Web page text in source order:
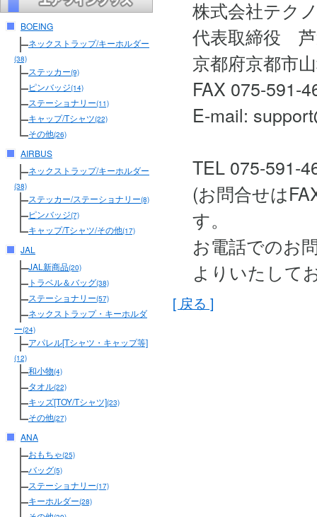
BOEING
ネックストラップ/キーホルダー
(38)
ステッカー(9)
ピンバッジ(14)
ステーショナリー(11)
キャップ/Tシャツ(22)
その他(26)
AIRBUS
ネックストラップ/キーホルダー
(38)
ステッカー/ステーショナリー(8)
ピンバッジ(7)
キャップ/Tシャツ/その他(17)
JAL
JAL新商品(20)
トラベル＆バッグ(38)
ステーショナリー(57)
ネックストラップ・キーホルダ
ー(24)
アパレル[Tシャツ・キャップ等]
(12)
和小物(4)
タオル(22)
キッズ[TOY/Tシャツ](23)
その他(27)
ANA
おもちゃ(25)
バッグ(5)
ステーショナリー(17)
キーホルダー(28)
株式会社テク
代表取締役
京都府京都市
FAX 075-591-
E-mail:
TEL 075-591-
(お問合せは
す。
お電話でのお
よりいたして
[ 戻る ]